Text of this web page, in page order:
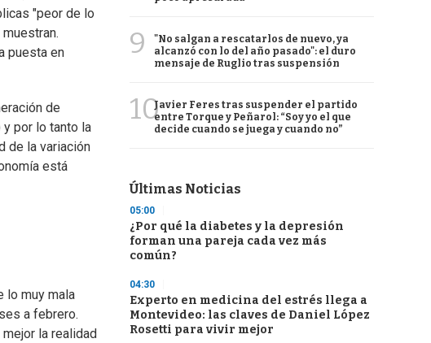
"peor de lo
puesta en
de
por lo tanto la
de la variación
está
lo muy mala
a febrero.
la realidad
9
"No salgan a rescatarlos de nuevo, ya
alcanzó con lo del año pasado": el duro
mensaje de Ruglio tras suspensión
10Javier Feres tras suspender el partido
entre Torque y Peñarol: “Soy yo el que
decide cuando se juega y cuando no”
Últimas Noticias
05:00
¿Por qué la diabetes y la depresión
forman una pareja cada vez más
común?
04:30
Experto en medicina del estrés llega a
Montevideo: las claves de Daniel López
Rosetti para vivir mejor